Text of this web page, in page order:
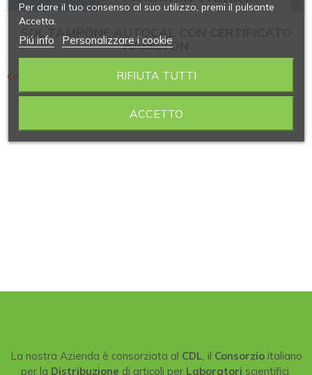
SOL.TAMPONE AUTOCAL CON CERTIFICATO
HAMILTON
Contiene 8 articoli
La nostra Azienda è consorziata al CDL , il Consorzioitaliano
per la Distribuzione di articoli per Laboratori scientifici.
Per dare il tuo consenso al suo utilizzo, premi il pulsante
Accetta.
Piú info Personalizzare i cookie
RIFIUTA TUTTI
ACCETTO